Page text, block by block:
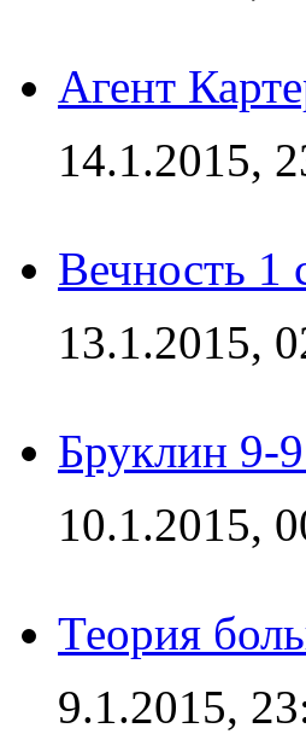
Агент
14.1.2015,
Вечность 1
13.1.2015,
Бруклин 9-
10.1.2015,
Теория
9.1.2015,